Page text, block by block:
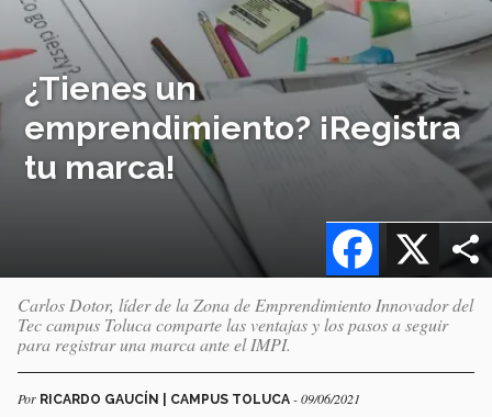
¿Tienes un
emprendimiento? ¡Registra
tu marca!
X
Facebook
Carlos Dotor, líder de la Zona de Emprendimiento Innovador del
Tec campus Toluca comparte las ventajas y los pasos a seguir
para registrar una marca ante el IMPI.
Por RICARDO GAUCÍN | CAMPUS TOLUCA - 09/06/2021